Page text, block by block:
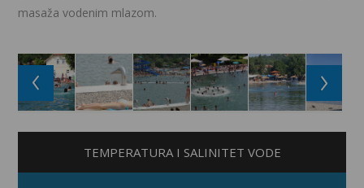
masaža vodenim mlazom.
TEMPERATURA I SALINITET VODE